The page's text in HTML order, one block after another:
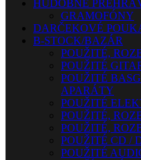
HUDOBNÉ
GRAMOFÓNY
DARČEKOVÉ
B-STOCK/BAZÁR
POUŽITÉ,
POUŽITÉ
POUŽITÉ
APARÁTY
POUŽITÉ
POUŽITÉ,
POUŽITÉ,
POUŽITÉ CD /
POUŽITÉ